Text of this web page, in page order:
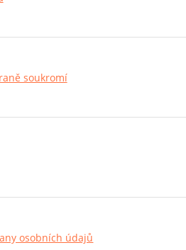
soukromí
osobních údajů